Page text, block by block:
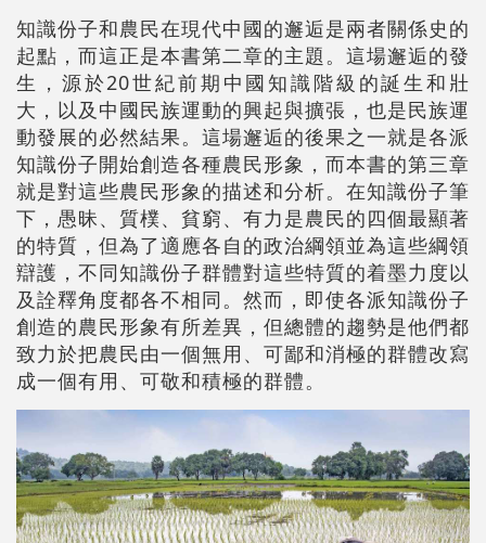
知識份子和農民在現代中國的邂逅是兩者關係史的
起點，而這正是本書第二章的主題。這場邂逅的發
生，源於20世紀前期中國知識階級的誕生和壯
大，以及中國民族運動的興起與擴張，也是民族運
動發展的必然結果。這場邂逅的後果之一就是各派
知識份子開始創造各種農民形象，而本書的第三章
就是對這些農民形象的描述和分析。在知識份子筆
下，愚昧、質樸、貧窮、有力是農民的四個最顯著
的特質，但為了適應各自的政治綱領並為這些綱領
辯護，不同知識份子群體對這些特質的着墨力度以
及詮釋角度都各不相同。然而，即使各派知識份子
創造的農民形象有所差異，但總體的趨勢是他們都
致力於把農民由一個無用、可鄙和消極的群體改寫
成一個有用、可敬和積極的群體。